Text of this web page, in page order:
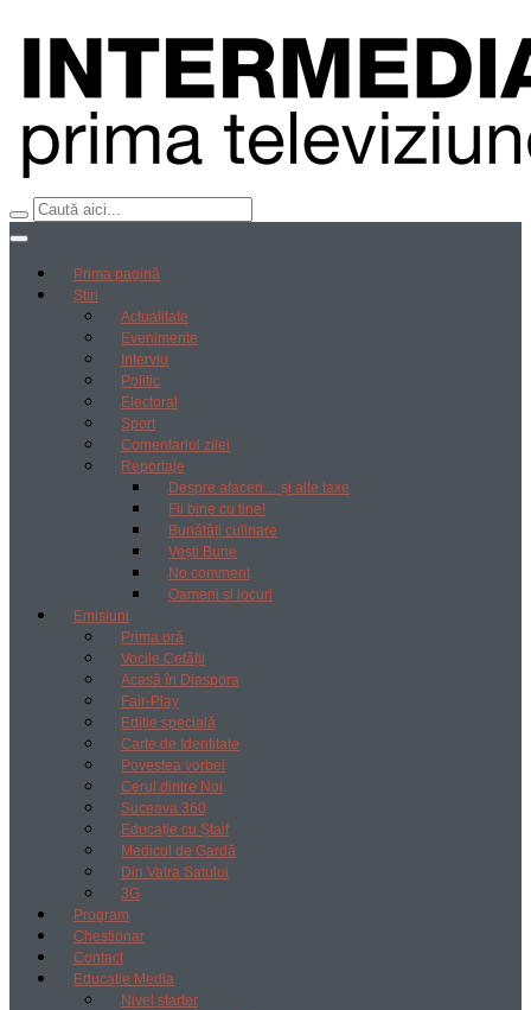
Prima pagină
Știri
Actualitate
Evenimente
Interviu
Politic
Electoral
Sport
Comentariul zilei
Reportaje
Despre afaceri… și alte taxe
Fii bine cu tine!
Bunătăți culinare
Vești Bune
No comment
Oameni si locuri
Emisiuni
Prima oră
Vocile Cetății
Acasă în Diaspora
Fair-Play
Ediție specială
Carte de Identitate
Povestea vorbei
Cerul dintre Noi
Suceava 360
Educație cu Ștaif
Medicul de Gardă
Din Vatra Satului
3G
Program
Chestionar
Contact
Educație Media
Nivel starter